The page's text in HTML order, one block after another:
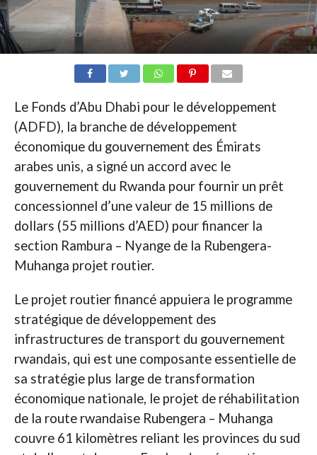
Le Fonds d’Abu Dhabi pour le développement
(ADFD), la branche de développement
économique du gouvernement des Émirats
arabes unis, a signé un accord avec le
gouvernement du Rwanda pour fournir un prêt
concessionnel d’une valeur de 15 millions de
dollars (55 millions d’AED) pour financer la
section Rambura – Nyange de la Rubengera-
Muhanga projet routier.
Le projet routier financé appuiera le programme
stratégique de développement des
infrastructures de transport du gouvernement
rwandais, qui est une composante essentielle de
sa stratégie plus large de transformation
économique nationale, le projet de réhabilitation
de la route rwandaise Rubengera – Muhanga
couvre 61 kilomètres reliant les provinces du sud